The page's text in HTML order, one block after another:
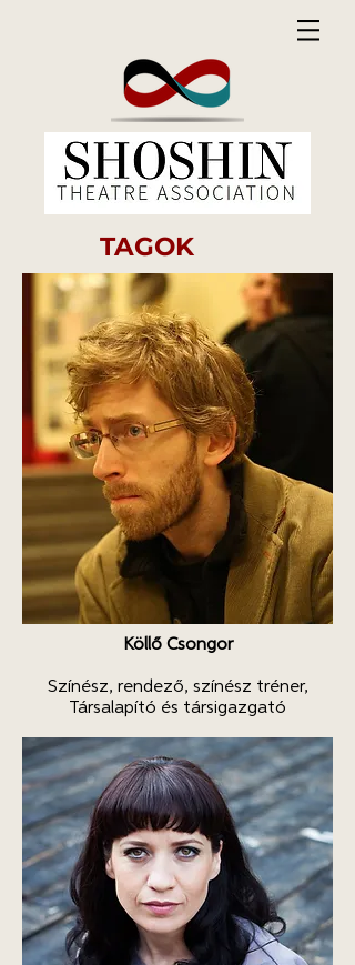
TAGOK
Köllő Csongor
Színész, rendező, színész tréner,
Társalapító és társigazgató